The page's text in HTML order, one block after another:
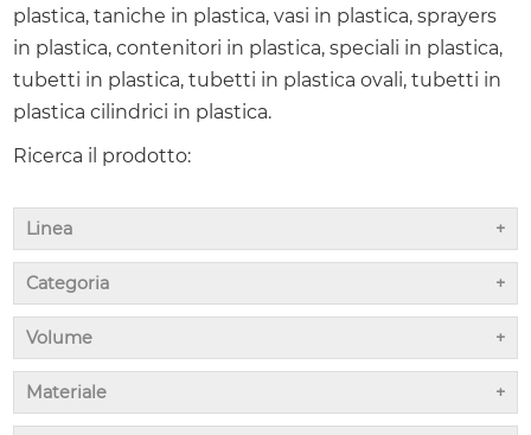
plastica, taniche in plastica, vasi in plastica, sprayers
in plastica, contenitori in plastica, speciali in plastica,
tubetti in plastica, tubetti in plastica ovali, tubetti in
plastica cilindrici in plastica.
Ricerca il prodotto:
Linea
Categoria
Volume
Materiale